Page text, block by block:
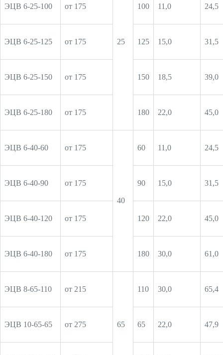
25
ЭЦВ 6-25-100 от 175 100 11,0 24,5
ЭЦВ 6-25-125 от 175 125 15,0 31,5
ЭЦВ 6-25-150 от 175 150 18,5 39,0
ЭЦВ 6-25-180 от 175 180 22,0 45,0
ЭЦВ 6-40-60 от 175
40
60 11,0 24,5
ЭЦВ 6-40-90 от 175 90 15,0 31,5
ЭЦВ 6-40-120 от 175 120 22,0 45,0
ЭЦВ 6-40-180 от 175 180 30,0 61,0
ЭЦВ 8-65-110 от 215
65
110 30,0 65,4
ЭЦВ 10-65-65 от 275 65 22,0 47,9